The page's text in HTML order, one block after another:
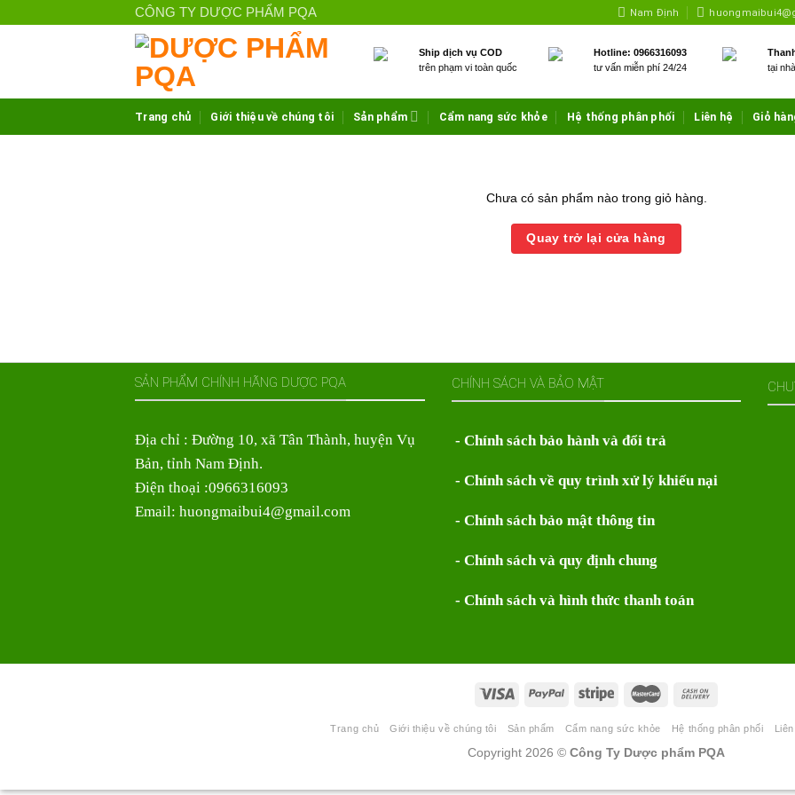
to
CÔNG TY DƯỢC PHẨM PQA Nam Định
Ship dịch vụ COD
trên phạm vi toàn quốc
Hotline: 0966316093
tư vấn miễn phí 24/24
tại
Trang chủ Giới thiệu về chúng tôi Sản phẩm Cẩm nang sức khỏe Hệ thống phân phối Liên hệ Giỏ
Chưa có sản phẩm nào trong giỏ hàng.
Quay trở lại cửa hàng
SẢN PHẨM CHÍNH HÃNG DƯỢC PQA
Địa chỉ : Đường 10, xã Tân Thành, huyện Vụ
Bản, tỉnh Nam Định.
Điện thoại :0966316093
Email: huongmaibui4@gmail.com
CHÍNH SÁCH VÀ BẢO MẬT
- Chính sách bảo hành và đổi trả
- Chính sách về quy trình xử lý khiếu nại
- Chính sách bảo mật thông tin
- Chính sách và quy định chung
- Chính sách và hình thức thanh toán
Trang chủ Giới thiệu về chúng tôi Sản phẩm Cẩm nang sức khỏe Hệ thống phân phối
Copyright 2026 © Công Ty Dược phẩm PQA